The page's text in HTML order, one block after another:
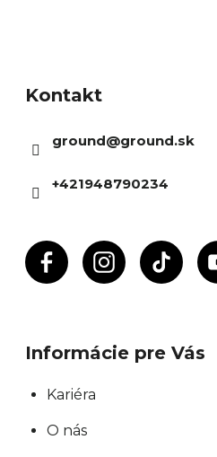
Kontakt
ground@ground.sk
+421948790234
Informácie pre Vás
Kariéra
O nás